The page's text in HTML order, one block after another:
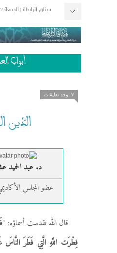
ميثاق الرابطة | الجمعة 22 صفر 1448 هـ - 7 غشت 2026 م
إتصل بنا
الكتاب الذهبي
الرئيسية
أبواب
الإفتتاحية
أحداث وعبر
إضاءات
أسرة ومجتمع
علماء وصلحاء
مقاربات أخلاقية
إن من البيان لسحرا
مستجدات
وفي أنفسكم
لا توجد تعليقات
الدّين
د. عبد الحميد
عضو المجلس
قال الله تقدست أسماؤه: “
فِطْرَت اللَّهِ الَّتِي فَطَرَ النَّاسَ